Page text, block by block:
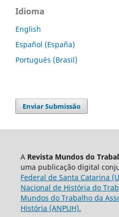
Idioma
English
Español (España)
Português (Brasil)
Enviar Submissão
A Revista Mundos do
uma publicação digital
Federal de Santa Catarina
Nacional de História do
Mundos do Trabalho da
História (ANPUH).